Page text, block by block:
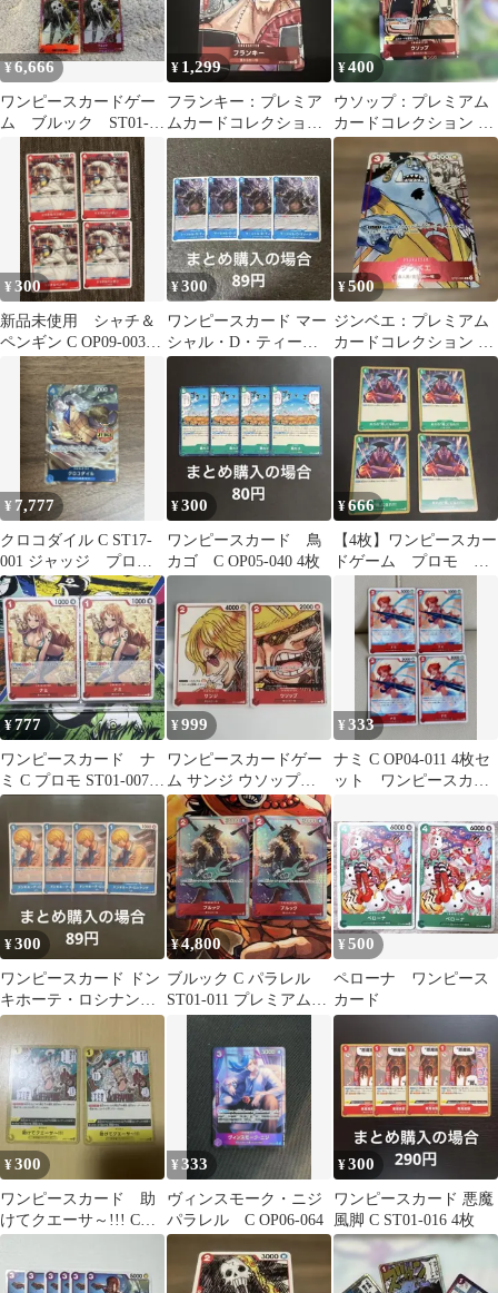
¥6,666
ワンピースカードゲー
ム ブルック ST01-
011 プレミアムカード
コレクション
¥ 1,299
フランキー：プレミア
ムカードコレクション
25周年エディション C
パラレル …
¥400
ウソップ：プレミアム
カードコレクション 25
周年エディション C パ
ラレル S…
¥300
新品未使用 シャチ＆
ペンギン C OP09-003
4枚セット
¥300
ワンピースカード マー
シャル・D・ティーチ
C ST17-005 4枚
¥500
ジンベエ：プレミアム
カードコレクション 25
周年エディション プロ
¥ 7,777
クロコダイル C ST17-
001 ジャッジ プロ
モ JUGDE
¥300
ワンピースカード 鳥
カゴ C OP05-040 4枚
¥666
【4枚】ワンピースカー
ドゲーム プロモ
OP01-055 おれ
の”侍”になれ‼!
¥777
ワンピースカード ナ
ミ C プロモ ST01-007 2
枚
¥999
ワンピースカードゲー
ム サンジ ウソップ
FILM RED
¥333
ナミ C OP04-011 4枚セ
ット ワンピースカー
¥300
ワンピースカード ドン
キホーテ・ロシナンテ
C OP12-048 4枚
¥4,800
ブルック C パラレル
ST01-011 プレミアムカ
ードコレクション
¥500
ペローナ ワンピース
カード
¥300
ワンピースカード 助
けてクエーサ～!!! C
OP07-115
¥333
ヴィンスモーク・ニジ
パラレル C OP06-064
¥300
ワンピースカード 悪魔
風脚 C ST01-016 4枚